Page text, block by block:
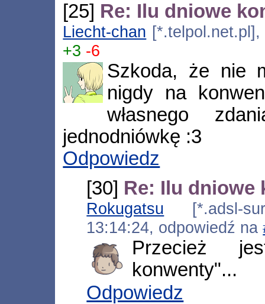
[25] Re: Ilu dniowe
Liecht-chan
+3 -6
Szkoda, że nie
nigdy na
własnego
jednodniówkę :3
Odpowiedz
[30] Re: Ilu dniowe
Rokugatsu [*.adsl-
13:14:24, odpowiedź na
Przecież
konwenty"...
Odpowiedz